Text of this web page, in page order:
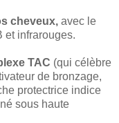
cheveux, avec le
et infrarouges.
TAC (qui célèbre
de bronzage,
protectrice indice
sous haute